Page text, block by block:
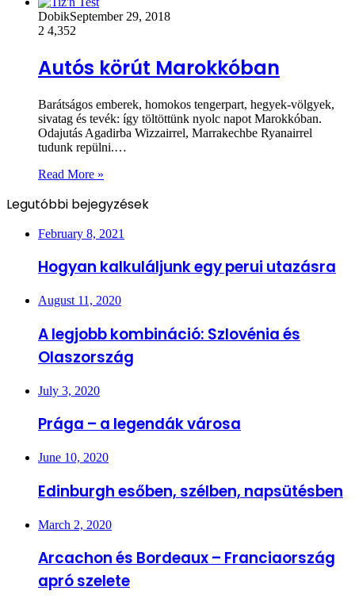
DobikSeptember 29, 2018
2 4,352
Autós körút Marokkóban
Barátságos emberek, homokos tengerpart, hegyek-völgyek,
sivatag és tevék: így töltöttünk nyolc napot Marokkóban.
Odajutás Agadirba Wizzairrel, Marrakechbe Ryanairrel
tudunk repülni.…
Read More »
Legutóbbi bejegyzések
February 8, 2021
Hogyan kalkuláljunk egy perui utazásra
August 11, 2020
A legjobb kombináció: Szlovénia és
Olaszország
July 3, 2020
Prága – a legendák városa
June 10, 2020
Edinburgh esőben, szélben, napsütésben
March 2, 2020
Arcachon és Bordeaux – Franciaország
apró szelete